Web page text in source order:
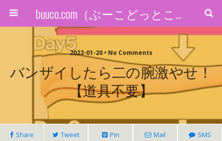
buuco.com（ぶーこどっとこむ）
2022-01-20 • No Comments
バンザイしたら二の腕激やせ！
【道具不要】
Share Tweet Pin Mail SMS